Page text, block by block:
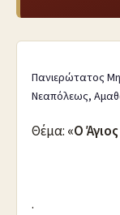
Πανιερώτατος
Νεαπόλεως,
Θέμα: «Ο
.